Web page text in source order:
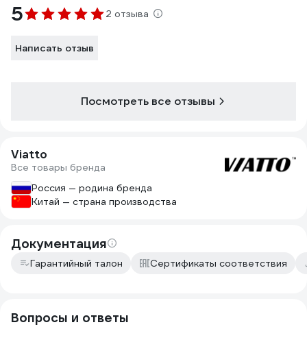
5 2 отзыва
Написать отзыв
Посмотреть все отзывы
Viatto
Все товары бренда
Россия — родина бренда
Китай — страна производства
Документация
Гарантийный талон Сертификаты соответствия
Вопросы и ответы